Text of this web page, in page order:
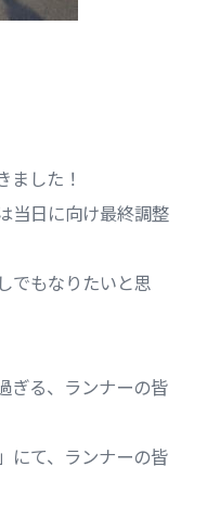
ました！
当日に向け最終調整
でもなりたいと思
ぎる、ランナーの皆
にて、ランナーの皆